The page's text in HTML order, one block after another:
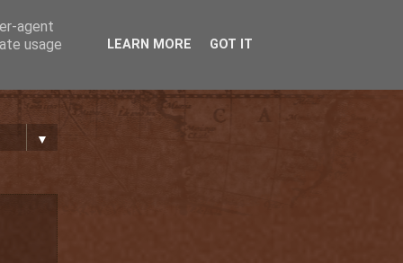
▼
agent
usage
LEARN MORE GOT IT